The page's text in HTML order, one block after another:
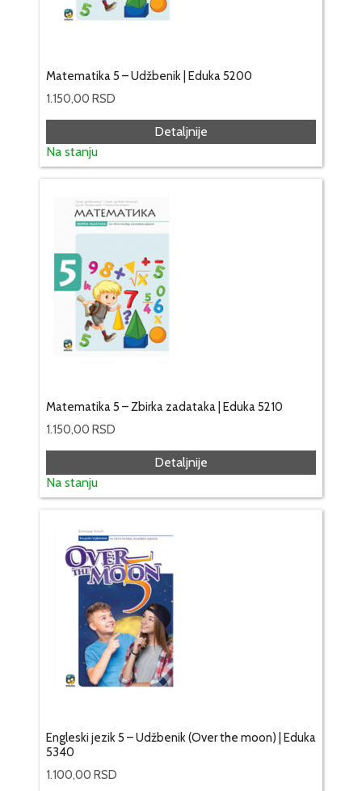
Matematika 5 – Udžbenik | Eduka 5200
1.150,00 RSD
Detaljnije
Na stanju
Matematika 5 – Zbirka zadataka | Eduka 5210
1.150,00 RSD
Detaljnije
Na stanju
Engleski jezik 5 – Udžbenik (Over the moon) | Eduka
5340
1.100,00 RSD